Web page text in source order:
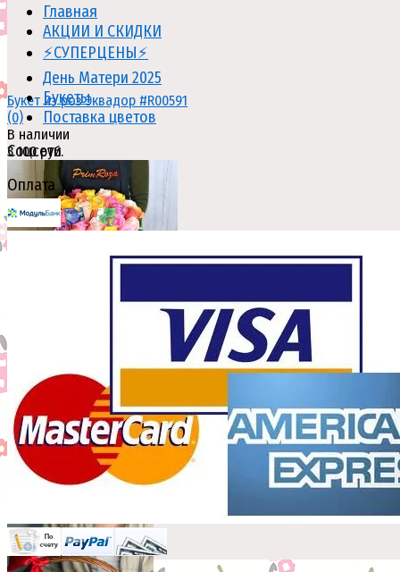
Главная
АКЦИИ И СКИДКИ
⚡СУПЕРЦЕНЫ⚡
День Матери 2025
Букеты
Поставка цветов
Соцсети
Оплата